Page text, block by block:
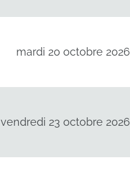
mardi 20 octobre 2026
vendredi 23 octobre 2026